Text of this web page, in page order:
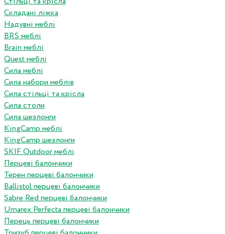
Складані ліжка
Надувні меблі
BRS меблі
Brain меблі
Quest меблі
Сила меблі
Сила набори меблів
Сила стільці та крісла
Сила столи
Сила шезлонги
KingCamp меблі
KingCamp шезлонги
SKIF Outdoor меблі
Перцеві балончики
Терен перцеві балончики
Ballistol перцеві балончики
Sabre Red перцеві балончики
Umarex Perfecta перцеві балончики
Перець перцеві балончики